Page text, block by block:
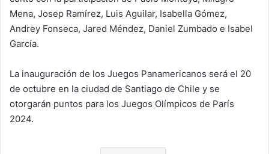
Mena, Josep Ramírez, Luis Aguilar, Isabella Gómez,
Andrey Fonseca, Jared Méndez, Daniel Zumbado e Isabel
García.
La inauguración de los Juegos Panamericanos será el 20
de octubre en la ciudad de Santiago de Chile y se
otorgarán puntos para los Juegos Olímpicos de París
2024.